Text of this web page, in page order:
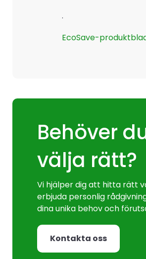
.
EcoSave-
Behöver
välja rätt?
Vi hjälper dig att hitta rätt
erbjuda personlig
dina unika behov och
Kontakta oss